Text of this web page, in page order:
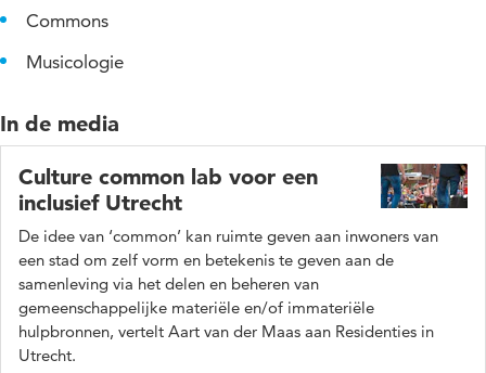
Commons
Musicologie
In de media
Culture common lab voor een
inclusief Utrecht
De idee van ‘common’ kan ruimte geven aan inwoners van
een stad om zelf vorm en betekenis te geven aan de
samenleving via het delen en beheren van
gemeenschappelijke materiële en/of immateriële
hulpbronnen, vertelt Aart van der Maas aan Residenties in
Utrecht.